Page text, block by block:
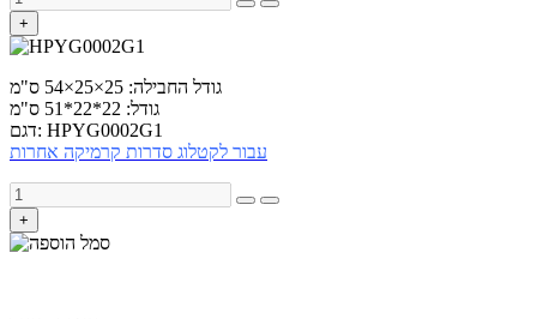
+
גודל החבילה: 25×25×54 ס"מ
גודל: 22*22*51 ס"מ
דגם: HPYG0002G1
עבור לקטלוג סדרות קרמיקה אחרות
+